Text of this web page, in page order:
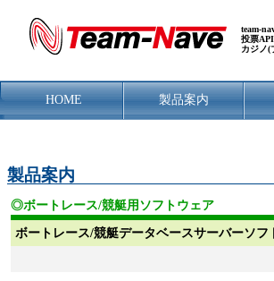
team-
投票
カジノ(
HOME 製品案内
製品案内
◎ボートレース/競艇用ソフトウェア
ボートレース/競艇データベースサーバーソフ